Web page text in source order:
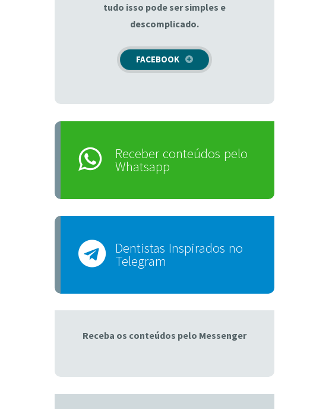
tudo isso pode ser simples e
descomplicado.
FACEBOOK
Receber conteúdos pelo
Whatsapp
Dentistas Inspirados no
Telegram
Receba os conteúdos pelo Messenger